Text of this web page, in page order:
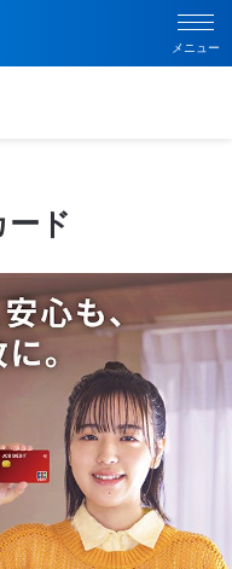
メニュー
ド